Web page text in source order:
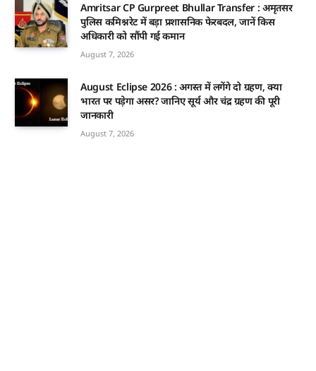
Amritsar CP Gurpreet Bhullar Transfer : अमृतसर
पुलिस कमिश्नरेट में बड़ा प्रशासनिक फेरबदल, जानें किस
अधिकारी को सौंपी गई कमान
August 7, 2026
August Eclipse 2026 : अगस्त में लगेंगे दो ग्रहण, क्या
भारत पर पड़ेगा असर? जानिए सूर्य और चंद्र ग्रहण की पूरी
जानकारी
August 7, 2026